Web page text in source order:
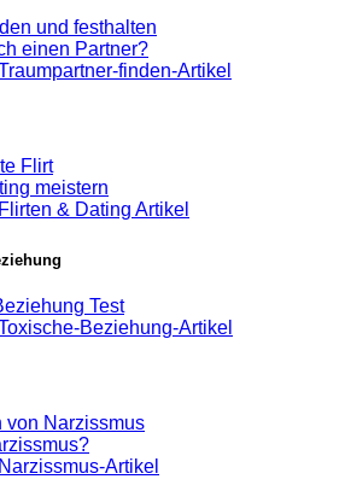
und festhalten
einen Partner?
finden-Artikel
Flirt
meistern
& Dating Artikel
Test
Beziehung-Artikel
von Narzissmus
Artikel